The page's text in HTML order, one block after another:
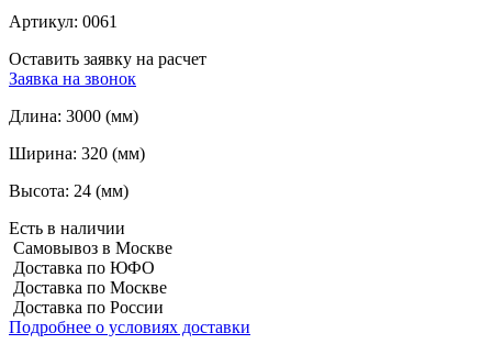
Артикул: 0061
Оставить заявку на расчет
Заявка на звонок
Длина: 3000 (мм)
Ширина: 320 (мм)
Высота: 24 (мм)
Есть в наличии
Самовывоз в Москве
Доставка по ЮФО
Доставка по Москве
Доставка по России
Подробнее о условиях доставки